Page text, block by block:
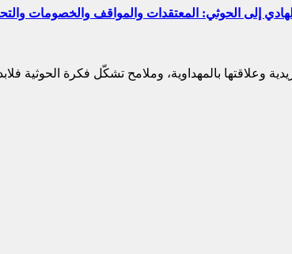
إلى الحوثي: المعتقدات والمواقف والخصومات
وعلاقتها بالمهداوية، وملامح تشكّل فكرة الحوثية